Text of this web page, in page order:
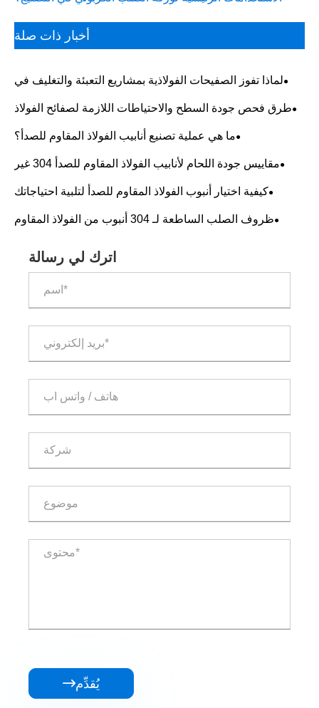
أخبار ذات صلة
لماذا تفوز الصفيحات الفولاذية بمشاريع التعبئة والتغليف في
العالم الحقيقي اليوم؟
طرق فحص جودة السطح والاحتياطات اللازمة لصفائح الفولاذ
المقاوم للصدأ 304
ما هي عملية تصنيع أنابيب الفولاذ المقاوم للصدأ؟
​مقاييس جودة اللحام لأنابيب الفولاذ المقاوم للصدأ 304 غير
الملحومة
كيفية اختيار أنبوب الفولاذ المقاوم للصدأ لتلبية احتياجاتك
الصناعية？
ظروف الصلب الساطعة لـ 304 أنبوب من الفولاذ المقاوم
اترك لي رسالة
يُقدِّم